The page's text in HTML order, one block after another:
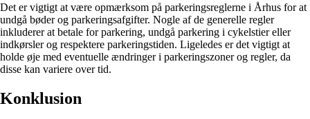
Det er vigtigt at være opmærksom på parkeringsreglerne i Århus for at
undgå bøder og parkeringsafgifter. Nogle af de generelle regler
inkluderer at betale for parkering, undgå parkering i cykelstier eller
indkørsler og respektere parkeringstiden. Ligeledes er det vigtigt at
holde øje med eventuelle ændringer i parkeringszoner og regler, da
disse kan variere over tid.
Konklusion